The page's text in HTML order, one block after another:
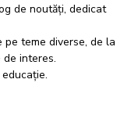
de noutăți, dedicat
teme diverse, de la
interes.